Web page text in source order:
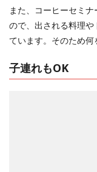
また、コーヒーセミ
ので、出される料理
ています。そのため何
子連れもOK